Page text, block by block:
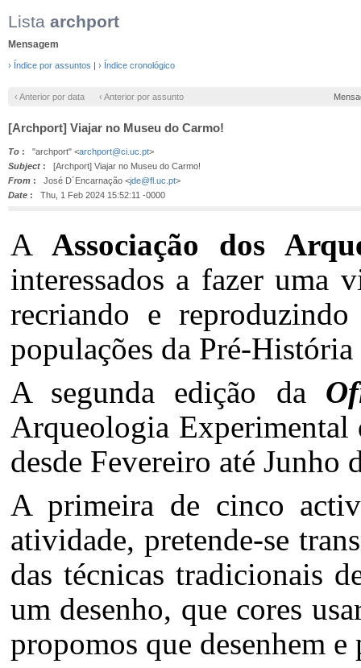
Lista archport
Mensagem
› Índice por assuntos | › Índice cronológico
‹ Anterior por data ‹ Anterior por assunto
[Archport] Viajar no Museu do Carmo!
To : "archport" <archport@ci.uc.pt>
Subject : [Archport] Viajar no Museu do Carmo!
From : José D´Encarnação <jde@fl.uc.pt>
Date : Thu, 1 Feb 2024 15:52:11 -0000
AAssociação dos
interessados a fazer uma
recriando e
populações da Pré-
A segunda edição da
Arqueologia Experimental
desde Fevereiro até Junho
A primeira de cinco
atividade, pretende-se
das técnicas tradicionais
um desenho, que cores
propomos que desenhem